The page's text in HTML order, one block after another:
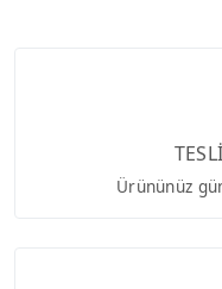
Ürününüz